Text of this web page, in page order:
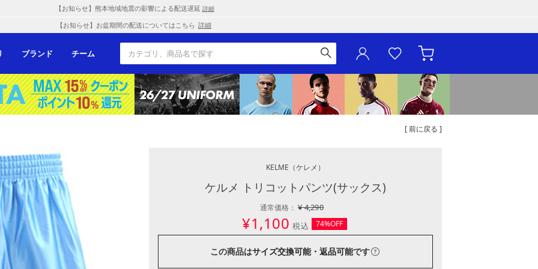
【お知らせ】熊本地域地震の影響による配送遅延 詳細
【お知らせ】お盆期間の配送についてはこちら 詳細
ブランド チーム
[ 前に戻る ]
KELME （ケレメ）
ケルメ トリコットパンツ(サックス)
通常価格：¥ 4,290
¥1,100 税込 74%OFF
この商品はサイズ交換可能・返品可能です